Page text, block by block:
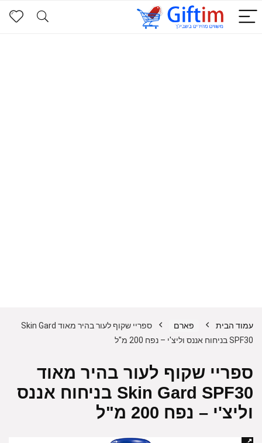
עמוד הבית פארם
ספריי שקוף לעור בהיר מאוד Skin Gard
SPF30 בניחוח אננס וליצ'י – נפח 200 מ"ל
ספריי שקוף לעור בהיר מאוד
Skin Gard SPF30 בניחוח אננס
וליצ'י – נפח 200 מ"ל